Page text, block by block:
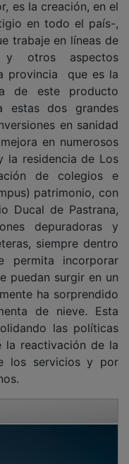
en todo el país-,
trabaje en líneas de
y otros aspectos
provincia que es la
de este producto
estas dos grandes
en sanidad
en numerosos
la residencia de Los
de colegios e
patrimonio, con
Ducal de Pastrana,
depuradoras y
siempre dentro
permita incorporar
puedan surgir en un
ha sorprendido
de nieve. Esta
las políticas
la reactivación de la
los servicios y por